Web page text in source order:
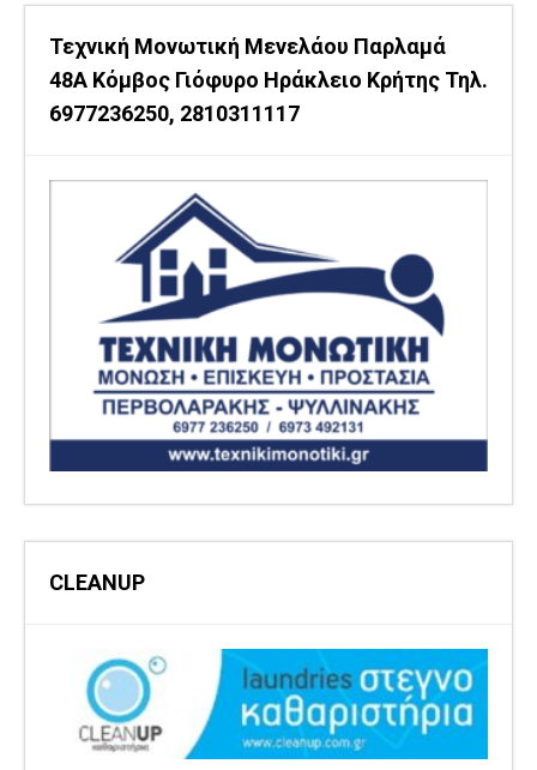
Τεχνική Μονωτική Μενελάου Παρλαμά
48Α Κόμβος Γιόφυρο Ηράκλειο Κρήτης Τηλ.
6977236250, 2810311117
CLEANUP